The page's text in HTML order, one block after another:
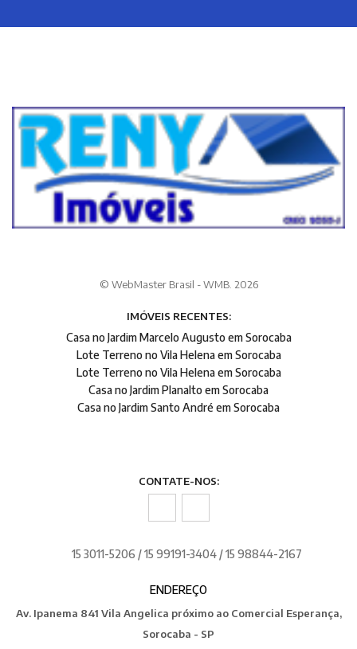
© WebMaster Brasil - WMB. 2026
IMÓVEIS RECENTES:
Casa no Jardim Marcelo Augusto em Sorocaba
Lote Terreno no Vila Helena em Sorocaba
Lote Terreno no Vila Helena em Sorocaba
Casa no Jardim Planalto em Sorocaba
Casa no Jardim Santo André em Sorocaba
CONTATE-NOS:
15 3011-5206 / 15 99191-3404 / 15 98844-2167
ENDEREÇO
Av. Ipanema 841 Vila Angelica próximo ao Comercial Esperança,
Sorocaba - SP